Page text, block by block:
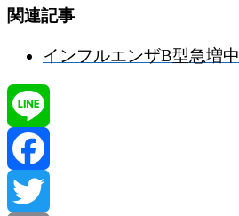
関連記事
インフルエンザB型急増中
Line
Facebook